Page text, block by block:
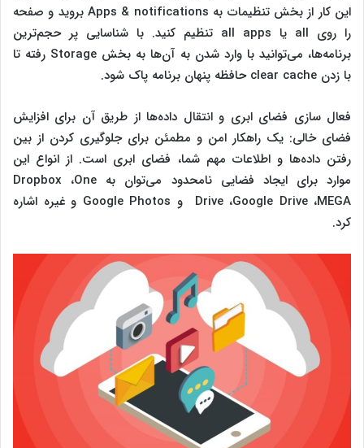
این کار از بخش تنظیمات به Apps & notifications بروید و صفحه
را روی all یا all apps تنظیم کنید. با شناسایی پر حجم‌‌‌ترین
برنامه‌ها، می‌توانید با وارد شدن به آن‌ها به بخش Storage رفته تا
با زدن clear cache حافظه پنهان برنامه پاک شود.
فعال سازی فضای ابری و انتقال داده‌ها از طریق آن برای افزایش
فضای خالی: یک راهکار امن و مطمئن برای جلوگیری کردن از بین
رفتن داده‌ها و اطلاعات مهم شما، فضای ابری است. از انواع این
موارد برای ایجاد فضایی نامحدود می‌توان به Dropbox ،One
Drive ،Google Drive ،MEGA و Google Photos و غیره اشاره
کرد.